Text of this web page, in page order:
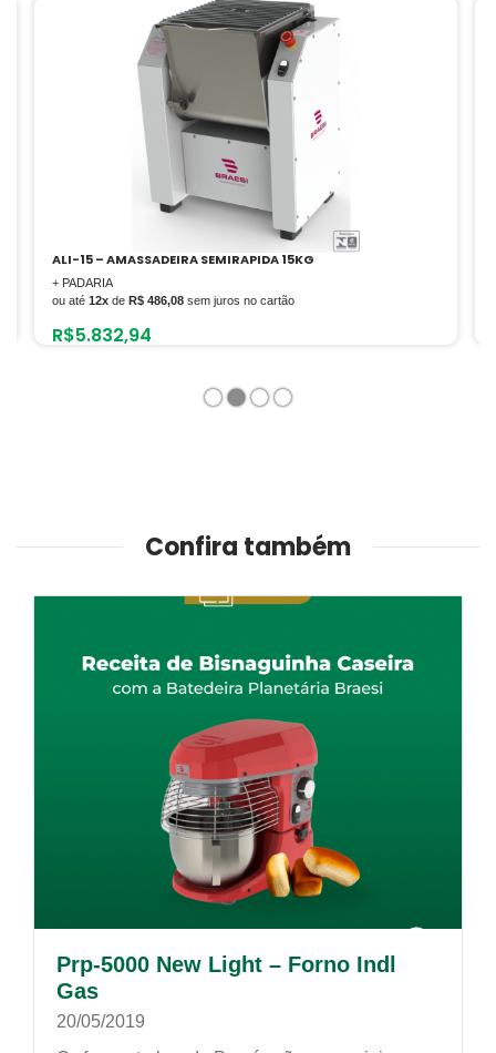
ALI-15 – AMASSADEIRA SEMIRAPIDA 15KG
+ PADARIA
ou até 12x de R$ 486,08 sem juros no cartão
R$5.832,94
1 2 3 4
Confira também
Prp-5000 New Light – Forno Indl
Gas
20/05/2019